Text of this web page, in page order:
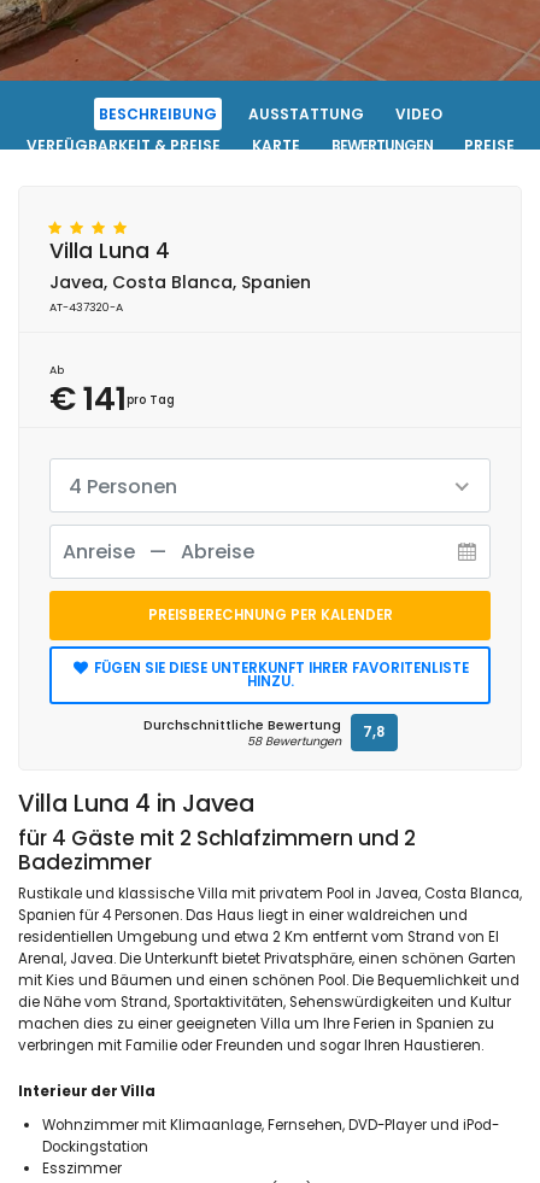
BESCHREIBUNG AUSSTATTUNG
VIDEO
VERFÜGBARKEIT & PREISE
KARTE BEWERTUNGEN
PREISE
Villa Luna 4 in Javea
für 4 Gäste mit 2 Schlafzimmern und 2
Badezimmer
Rustikale und klassische Villa mit privatem Pool in Javea, Costa Blanca,
Spanien für 4 Personen. Das Haus liegt in einer waldreichen und
residentiellen Umgebung und etwa 2 Km entfernt vom Strand von El
Arenal, Javea. Die Unterkunft bietet Privatsphäre, einen schönen Garten
mit Kies und Bäumen und einen schönen Pool. Die Bequemlichkeit und
die Nähe vom Strand, Sportaktivitäten, Sehenswürdigkeiten und Kultur
machen dies zu einer geeigneten Villa um Ihre Ferien in Spanien zu
verbringen mit Familie oder Freunden und sogar Ihren Haustieren.
Interieur der Villa
Wohnzimmer mit Klimaanlage, Fernsehen, DVD-Player und iPod-
Dockingstation
Esszimmer
Villa Luna 4
Javea, Costa Blanca, Spanien
AT-437320-A
Ab
€ 141pro Tag
4 Personen
PREISBERECHNUNG PER KALENDER
FÜGEN SIE DIESE UNTERKUNFT IHRER FAVORITENLISTE
HINZU.
Durchschnittliche Bewertung
58 Bewertungen 7,8